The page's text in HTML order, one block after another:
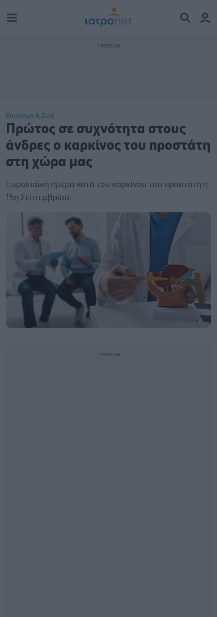
Επιστήμη & Ζωή
Πρώτος σε συχνότητα στους
άνδρες ο καρκίνος του προστάτη
στη χώρα μας
Ευρωπαϊκή ημέρα κατά του καρκίνου του προστάτη η
15η Σεπτεμβρίου.